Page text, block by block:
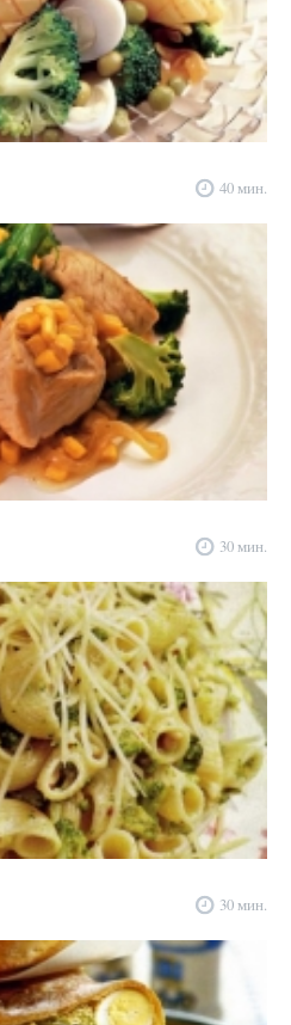
40 мин.
30 мин.
30 мин.